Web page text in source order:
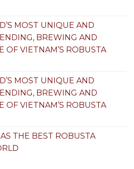
MOST UNIQUE AND
BREWING AND
OF VIETNAM’S ROBUSTA
MOST UNIQUE AND
BREWING AND
OF VIETNAM’S ROBUSTA
THE BEST ROBUSTA